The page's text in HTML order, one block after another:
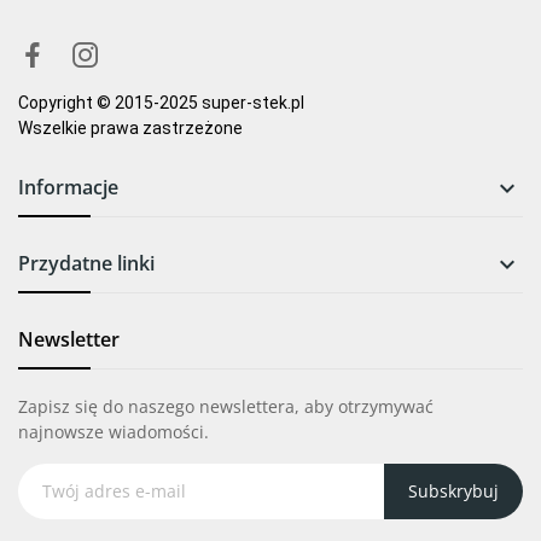
Copyright © 2015-2025 super-stek.pl
Wszelkie prawa zastrzeżone
Informacje 
Przydatne linki 
Newsletter
Zapisz się do naszego newslettera, aby otrzymywać
najnowsze wiadomości.
Subskrybuj